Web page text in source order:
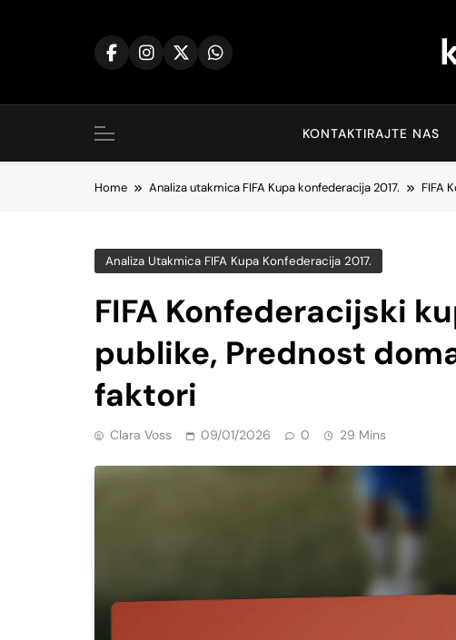
KONTAKTIRAJTE NAS
Home Analiza utakmica FIFA Kupa konfederacija 2017. FIFA
Analiza Utakmica FIFA Kupa Konfederacija 2017.
FIFA Konfederacijski
publike, Prednost
faktori
Clara Voss 09/01/2026 0 29 Mins